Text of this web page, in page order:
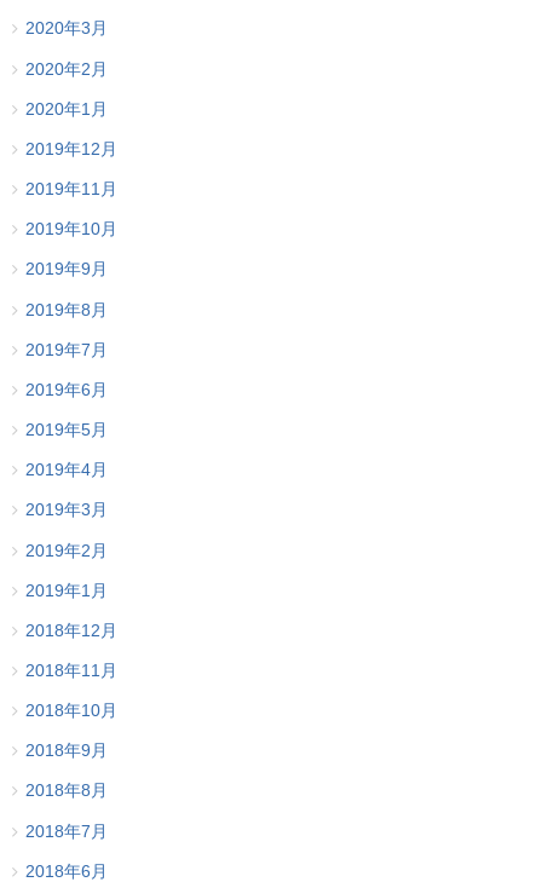
2020年3月
2020年2月
2020年1月
2019年12月
2019年11月
2019年10月
2019年9月
2019年8月
2019年7月
2019年6月
2019年5月
2019年4月
2019年3月
2019年2月
2019年1月
2018年12月
2018年11月
2018年10月
2018年9月
2018年8月
2018年7月
2018年6月